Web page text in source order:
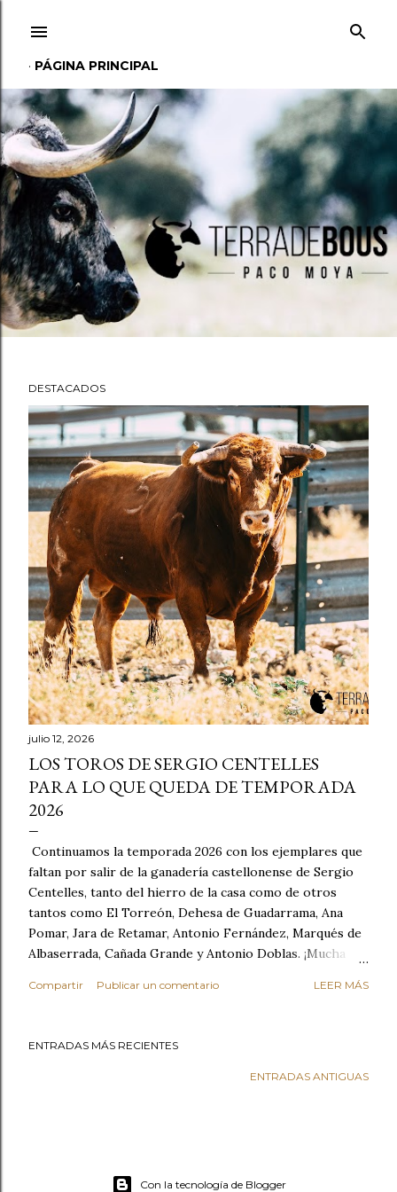
PÁGINA PRINCIPAL
E
n
t
r
a
d
a
s
DESTACADOS
julio 12, 2026
LOS TOROS DE SERGIO CENTELLES
PARA LO QUE QUEDA DE TEMPORADA
2026
Continuamos la temporada 2026 con los ejemplares que
faltan por salir de la ganadería castellonense de Sergio
Centelles, tanto del hierro de la casa como de otros
tantos como El Torreón, Dehesa de Guadarrama, Ana
Pomar, Jara de Retamar, Antonio Fernández, Marqués de
Albaserrada, Cañada Grande y Antonio Doblas. ¡Mucha
Vilafamés. Toro de Dehesa de Guadarrama para Borriol.
Vilafamés. Toro de Sergio Centelles. Toro de Sergio
Masdenverge. Toro de El Torreón. Toro de El Torreón.
Compartir Publicar un comentario LEER MÁS
ENTRADAS MÁS RECIENTES
ENTRADAS ANTIGUAS
Con la tecnología de Blogger